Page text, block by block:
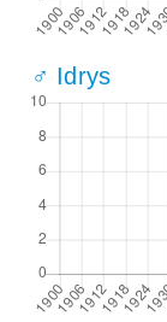
♂ Idrys